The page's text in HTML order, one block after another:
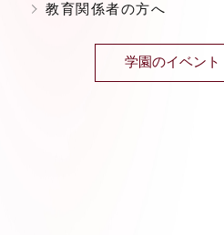
教育関係者の方へ
学園のイベント